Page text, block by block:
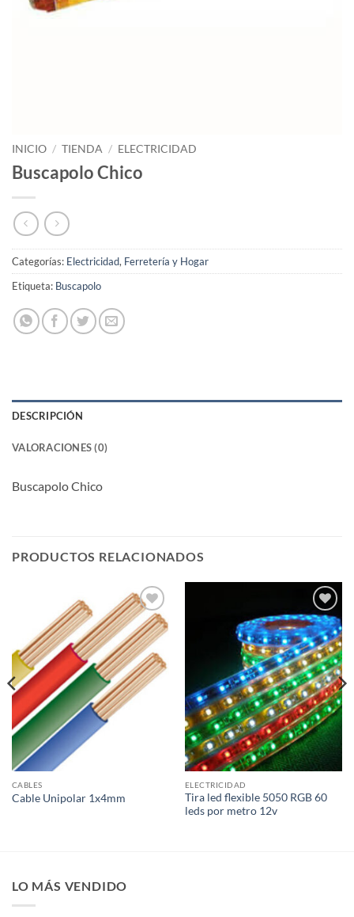
INICIO / TIENDA / ELECTRICIDAD
Buscapolo Chico
Categorías: Electricidad, Ferretería y Hogar
Etiqueta: Buscapolo
DESCRIPCIÓN
VALORACIONES (0)
Buscapolo Chico
PRODUCTOS RELACIONADOS
Añadir
a la
lista de
deseos
CABLES
Cable Unipolar 1x4mm
Añadir
a la
lista de
deseos
ELECTRICIDAD
Tira led flexible 5050 RGB 60
leds por metro 12v
LO MÁS VENDIDO